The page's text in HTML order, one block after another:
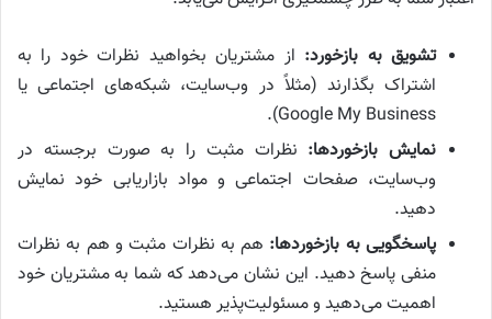
تشویق به بازخورد: از مشتریان بخواهید نظرات خود را به
اشتراک بگذارند (مثلاً در وب‌سایت، شبکه‌های اجتماعی یا
Google My Business).
نمایش بازخوردها: نظرات مثبت را به صورت برجسته در
وب‌سایت، صفحات اجتماعی و مواد بازاریابی خود نمایش
دهید.
پاسخگویی به بازخوردها: هم به نظرات مثبت و هم به نظرات
منفی پاسخ دهید. این نشان می‌دهد که شما به مشتریان خود
اهمیت می‌دهید و مسئولیت‌پذیر هستید.